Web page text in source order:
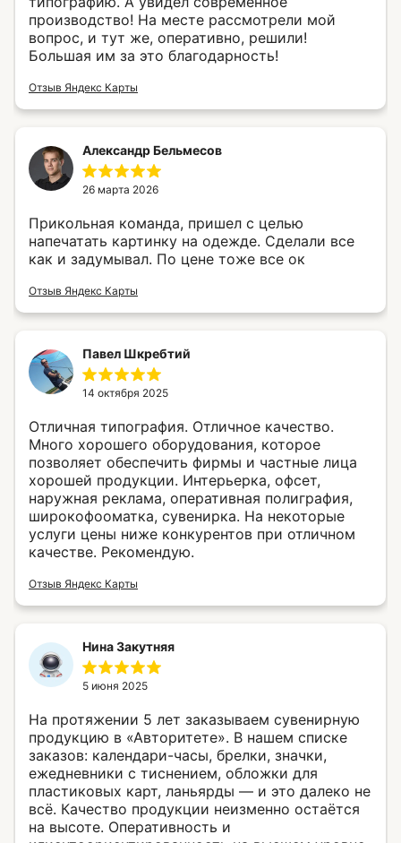
производство! На месте рассмотрели мой
вопрос, и тут же, оперативно, решили!
Большая им за это благодарность!
Отзыв Яндекс Карты
Александр Бельмесов
26 марта 2026
Прикольная команда, пришел с целью
напечатать картинку на одежде. Сделали все
как и задумывал. По цене тоже все ок
Отзыв Яндекс Карты
Павел Шкребтий
14 октября 2025
Отличная типография. Отличное качество.
Много хорошего оборудования, которое
позволяет обеспечить фирмы и частные лица
хорошей продукции. Интерьерка, офсет,
наружная реклама, оперативная полиграфия,
широкофооматка, сувенирка. На некоторые
услуги цены ниже конкурентов при отличном
качестве. Рекомендую.
Отзыв Яндекс Карты
Нина Закутняя
5 июня 2025
На протяжении 5 лет заказываем сувенирную
продукцию в «Авторитете». В нашем списке
заказов: календари-часы, брелки, значки,
ежедневники с тиснением, обложки для
пластиковых карт, ланьярды — и это далеко не
всё. Качество продукции неизменно остаётся
на высоте. Оперативность и